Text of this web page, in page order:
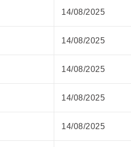
14/08/2025
14/08/2025
14/08/2025
14/08/2025
14/08/2025